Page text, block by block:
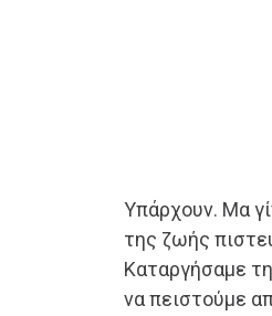
Υπάρχουν. Μα
της ζωής
Καταργήσαμε
να πειστούμε